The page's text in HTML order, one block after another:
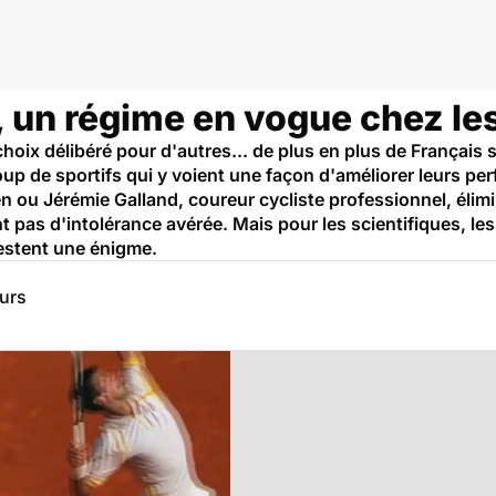
régime en vogue chez
délibéré pour d'autres... de plus en plus de Français
de sportifs qui y voient une façon d'améliorer leurs
ou Jérémie Galland, coureur cycliste professionnel,
pas d'intolérance avérée. Mais pour les scientifiques,
une énigme.